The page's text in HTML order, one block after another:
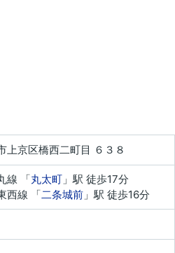
上京区橋西二町目 ６３８
線 「丸太町 」駅 徒歩17分
西線 「二条城前 」駅 徒歩16分